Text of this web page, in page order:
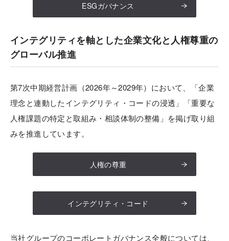
ESGガバナンス
インテグリティを軸とした企業文化と人権尊重の
グローバル推進
第7次中期経営計画（2026年～2029年）において、「企業
理念と連動したインテグリティ・コードの浸透」「重要な
人権課題の特定と取組み・相談体制の整備」を掲げ取り組
みを推進しています。
人権の尊重
インテグリティ・コード
当社グループのコーポレートガバナンス全般については、